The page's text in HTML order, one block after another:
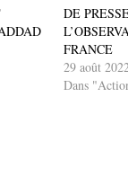
DE
FRANCE
29 août
Dans